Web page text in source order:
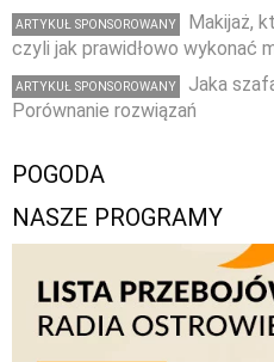
ARTYKUŁ SPONSOROWANY
Makijaż,
czyli jak prawidłowo wykonać
ARTYKUŁ SPONSOROWANY
Jaka
Porównanie rozwiązań
POGODA
NASZE PROGRAMY